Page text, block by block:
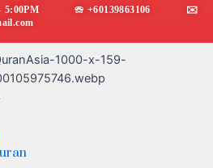
- 5:00PM ☏ +60139863106 ✉︎